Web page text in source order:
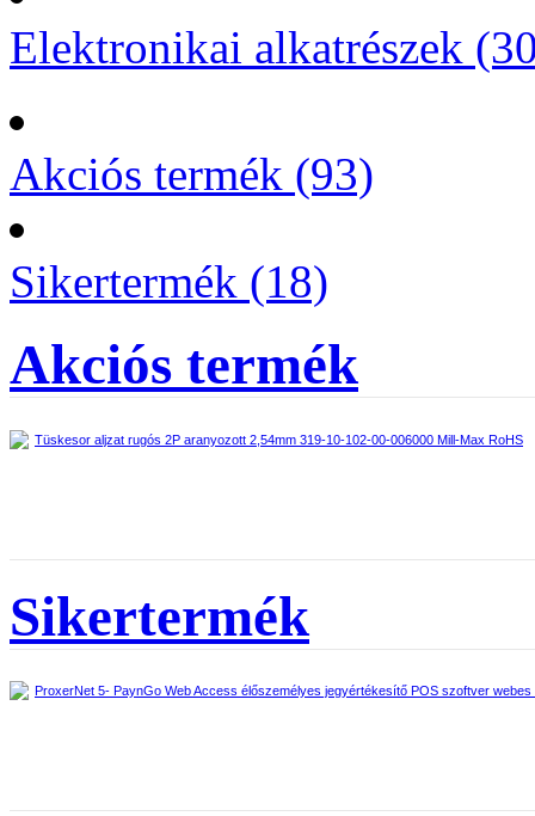
Elektronikai alkatrészek
Akciós termék (93)
Sikertermék (18)
Akciós termék
Tüskesor aljzat rugós 2P aranyozott 2,54mm 319-10-102-00-006000 Mill-Max RoHS
Sikertermék
ProxerNet 5- PaynGo Web Access élőszemélyes jegyértékesítő POS szoftver webes